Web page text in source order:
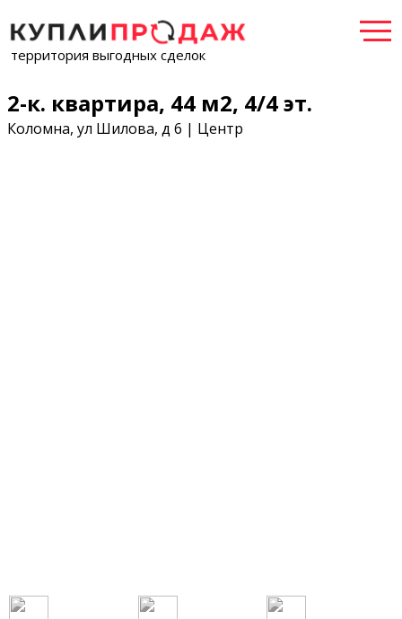
территория выгодных сделок
2-к. квартира, 44 м2, 4/4 эт.
Коломна, ул Шилова, д 6 | Центр